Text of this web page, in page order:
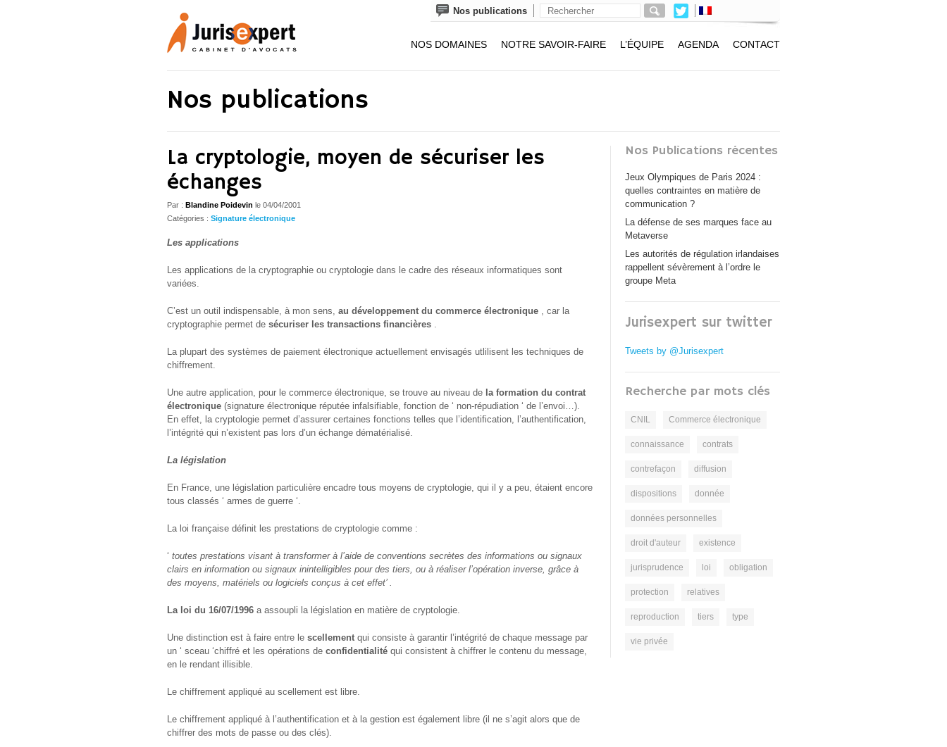
Nos publications
NOS DOMAINES NOTRE SAVOIR-FAIRE L’ÉQUIPE AGENDA CONTACT
Nos publications
La cryptologie, moyen de sécuriser les
échanges
Par : Blandine Poidevin le 04/04/2001
Catégories : Signature électronique
Les applications
Les applications de la cryptographie ou cryptologie dans le cadre des réseaux informatiques sont
variées.
C’est un outil indispensable, à mon sens, au développement du commerce électronique , car la
cryptographie permet de sécuriser les transactions financières .
La plupart des systèmes de paiement électronique actuellement envisagés utlilisent les techniques de
chiffrement.
Une autre application, pour le commerce électronique, se trouve au niveau de la formation du contrat
électronique (signature électronique réputée infalsifiable, fonction de ‘ non-répudiation ‘ de l’envoi…).
En effet, la cryptologie permet d’assurer certaines fonctions telles que l’identification, l’authentification,
l’intégrité qui n’existent pas lors d’un échange dématérialisé.
La législation
En France, une législation particulière encadre tous moyens de cryptologie, qui il y a peu, étaient encore
tous classés ‘ armes de guerre ‘.
La loi française définit les prestations de cryptologie comme :
‘ toutes prestations visant à transformer à l’aide de conventions secrètes des informations ou signaux
clairs en information ou signaux inintelligibles pour des tiers, ou à réaliser l’opération inverse, grâce à
des moyens, matériels ou logiciels conçus à cet effet’ .
La loi du 16/07/1996 a assoupli la législation en matière de cryptologie.
Une distinction est à faire entre le scellement qui consiste à garantir l’intégrité de chaque message par
un ‘ sceau ‘chiffré et les opérations de confidentialité qui consistent à chiffrer le contenu du message,
en le rendant illisible.
Le chiffrement appliqué au scellement est libre.
Le chiffrement appliqué à l’authentification et à la gestion est également libre (il ne s’agit alors que de
chiffrer des mots de passe ou des clés).
Nos Publications récentes
Jeux Olympiques de Paris 2024 :
quelles contraintes en matière de
communication ?
La défense de ses marques face au
Metaverse
Les autorités de régulation irlandaises
rappellent sévèrement à l’ordre le
groupe Meta
Jurisexpert sur twitter
Tweets by @Jurisexpert
Recherche par mots clés
CNIL Commerce électronique
connaissance contrats
contrefaçon diffusion
dispositions donnée
données personnelles
droit d'auteur existence
jurisprudence loi obligation
protection relatives
reproduction tiers type
vie privée